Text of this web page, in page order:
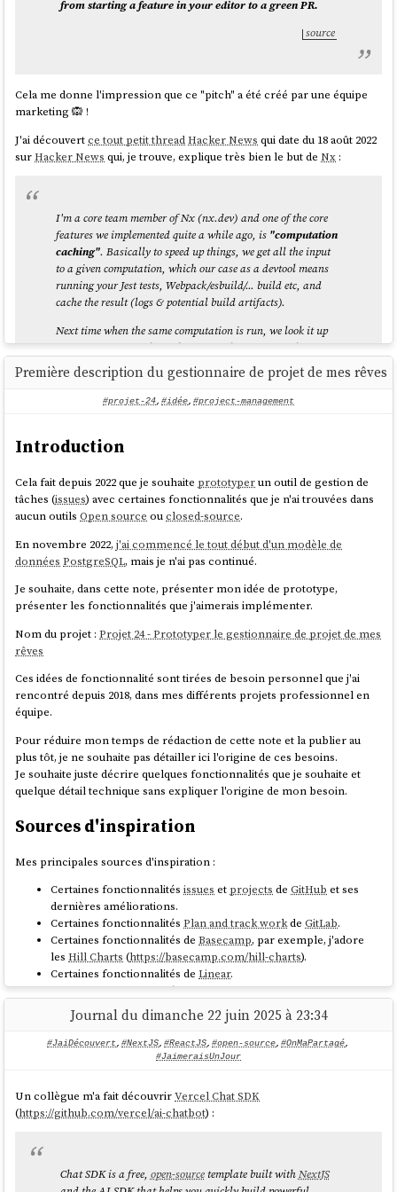
n'est pas stockée en clair dans le fichier
ISO, il n'est donc pas nécessaire de sécuriser l'accès à ce fichier.
cas de vol physique du serveur!
le même kernel, il pourra extraire en clair la cléLUKSstockée dans le
TPM🫣.
D'après mes recherches, la seule approche qui semble permettre à la
serait d'utiliserclevisavec un serveurtangplutôt que leTPM.
Je compte tester cette configuration dans les prochaines semaines
(depuis, cette note a été publiée :Setup Fedora CoreOS avec LUKS et
from starting a feature in your editor to a green PR.
source
Cela me donne l'impression que ce "pitch" a été créé par une équipe
marketing 🙉 !
J'ai découvertce tout petit thread Hacker News qui date du 18 août 2022
surHacker News qui, je trouve, explique très bien le but deNx :
I'm a core team member of Nx (nx.dev) and one of the core
features we implemented quite a while ago, is "computation
caching". Basically to speed up things, we get all the input
to a given computation, which our case as a devtool means
running your Jest tests, Webpack/esbuild/... build etc, and
cache the result (logs & potential build artifacts).
Next time when the same computation is run, we look it up
and restore it from the cache, obviously tremendously
improving the speed of the run. The real value is when you
distribute that cache among co-workers, CI agents etc., which
you can do with Nx Cloud (nx.app).
CO2 emissions. If you start saving a lot of computation, this
executed on your CI. Well, earlier this week we aggregated
some stats of how much time we saved and we were pretty by
the result ourselves!
I summed it up in this blog article:
https://blog.nrwl.io/helping-the-environment-by-saving-two-
centuries-of-compute-time-feea8e1ce22?
source=friends_link&sk=9b1259d0b171a7b95ebe95b3795660b5
last 7 days: ~5 years of compute time
since beginning of Nx Cloud: ~200 years
Je pense que ces mesures font référence à ce qu'on peut voir dans ce
screenshot :
Je trouve cela très intéressant. Après avoir testé
commeNxouTurborepo, c'est-à-dire :
Première description du gestionnaire de projet de mes rêves
#projet-24, #idée, #project-management
Introduction
Cela fait depuis 2022 que je souhaite prototyperun outil de gestion de
tâches (issues) avec certaines fonctionnalités que je n'ai trouvées dans
aucun outilsOpen source ouclosed-source.
En novembre 2022,j'ai commencé le tout début d'un modèle de
données PostgreSQL, mais je n'ai pas continué.
Je souhaite, dans cette note, présenter mon idée de prototype,
présenter les fonctionnalités que j'aimerais implémenter.
Nom du projet :Projet 24 - Prototyper le gestionnaire de projet de mes
rêves
Ces idées de fonctionnalité sont tirées de besoin personnel que j'ai
rencontré depuis 2018, dans mes différents projets professionnel en
équipe.
Pour réduire mon temps de rédaction de cette note et la publier au
plus tôt, je ne souhaite pas détailler ici l'origine de ces besoins.
Je souhaite juste décrire quelques fonctionnalités que je souhaite et
quelque détail technique sans expliquer l'origine de mon besoin.
Sources d'inspiration
Mes principales sources d'inspiration :
Certaines fonctionnalitésissues et projects deGitHub et ses
dernières améliorations.
Certaines fonctionnalitésPlan and track workdeGitLab.
Certaines fonctionnalités deBasecamp, par exemple, j'adore
lesHill Charts (https://basecamp.com/hill-charts).
Certaines fonctionnalités deLinear.
Certaines fonctionnalités deOpenProject
Je me projette d'utiliser Projet 24dans lesframework de gestion de
suivants :
SAFe
Request for Comments,Best Current Practice
Ainsi qu'avec la
Journal du dimanche 22 juin 2025 à 23:34
#JaiDécouvert, #NextJS, #ReactJS, #open-source, #OnMaPartagé,
#JaimeraisUnJour
Un collègue m'a fait découvrirVercel Chat SDK
(https://github.com/vercel/ai-chatbot) :
Chat SDK is a free, open-sourcetemplate built withNextJS